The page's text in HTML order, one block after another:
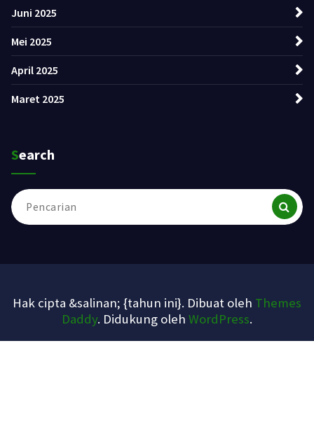
Juni 2025
Mei 2025
April 2025
Maret 2025
Search
Pencarian
untuk:
Hak cipta &salinan; {tahun ini}. Dibuat oleh Themes
Daddy. Didukung oleh WordPress.